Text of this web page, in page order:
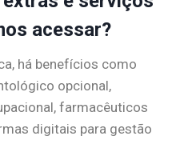
acessar?
há benefícios como
opcional,
farmacêuticos
digitais para gestão